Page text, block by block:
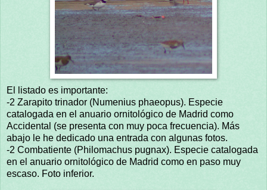
El listado es importante:
-2 Zarapito trinador (Numenius phaeopus). Especie
catalogada en el anuario ornitológico de Madrid como
Accidental (se presenta con muy poca frecuencia). Más
abajo le he dedicado una entrada con algunas fotos.
-2 Combatiente (Philomachus pugnax). Especie catalogada
en el anuario ornitológico de Madrid como en paso muy
escaso. Foto inferior.